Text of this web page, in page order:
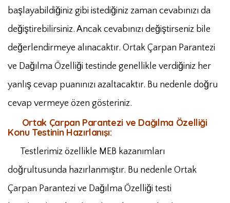
başlayabildiğiniz gibi istediğiniz zaman cevabınızı da
değiştirebilirsiniz. Ancak cevabınızı değiştirseniz bile
değerlendirmeye alınacaktır. Ortak Çarpan Parantezi
ve Dağılma Özelliği testinde genellikle verdiğiniz her
yanlış cevap puanınızı azaltacaktır. Bu nedenle doğru
cevap vermeye özen gösteriniz.
Ortak Çarpan Parantezi ve Dağılma Özelliği
Konu Testinin Hazırlanışı:
Testlerimiz özellikle MEB kazanımları
doğrultusunda hazırlanmıştır. Bu nedenle Ortak
Çarpan Parantezi ve Dağılma Özelliği testi